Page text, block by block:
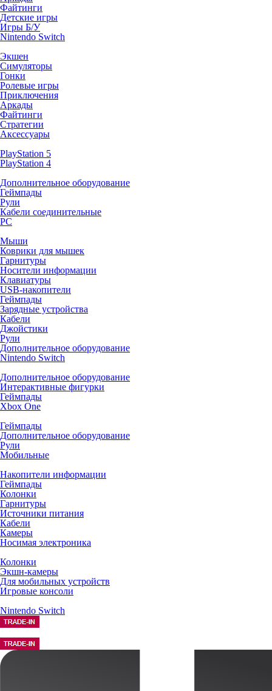
Файтинги
Детские игры
Игры Б/У
Nintendo Switch
Экшен
Симуляторы
Гонки
Ролевые игры
Приключения
Аркады
Файтинги
Стратегии
Аксессуары
PlayStation 5
PlayStation 4
Дополнительное оборудование
Геймпады
Рули
Кабели соединительные
PC
Мыши
Коврики для мышек
Гарнитуры
Носители информации
Клавиатуры
USB-накопители
Геймпады
Зарядные устройства
Кабели
Джойстики
Рули
Дополнительное оборудование
Nintendo Switch
Дополнительное оборудование
Интерактивные фигурки
Геймпады
Xbox One
Геймпады
Дополнительное оборудование
Рули
Мобильные
Накопители информации
Геймпады
Колонки
Гарнитуры
Источники питания
Кабели
Камеры
Носимая электроника
Колонки
Экшн-камеры
Для мобильных устройств
Игровые консоли
Nintendo Switch